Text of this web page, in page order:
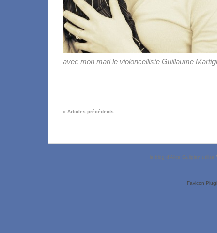
avec mon mari le violoncelliste Guillaume
« Articles précédents
le blog d’Alice Gulipian utilise
Favicon